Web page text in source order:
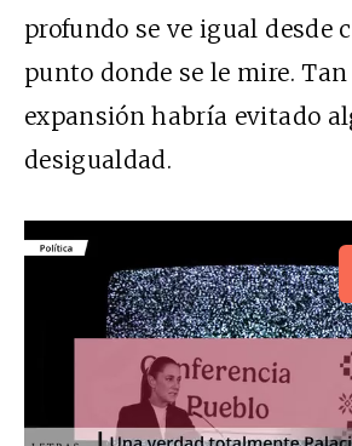
profundo se ve igual desde
punto donde se le mire.
expansión habría evitado
desigualdad.